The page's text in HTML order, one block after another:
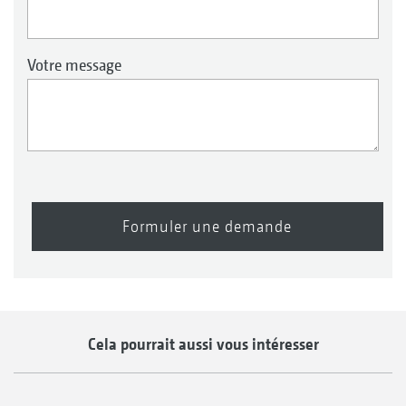
Votre message
Formuler une demande
Cela pourrait aussi vous intéresser